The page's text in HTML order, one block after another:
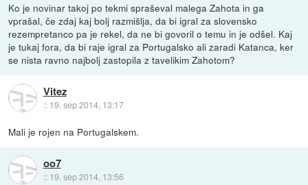
Ko je novinar takoj po tekmi spraševal malega Zahota in ga
vprašal, če zdaj kaj bolj razmišlja, da bi igral za slovensko
rezempretanco pa je rekel, da ne bi govoril o temu in je odšel. Kaj
je tukaj fora, da bi raje igral za Portugalsko ali zaradi Katanca, ker
se nista ravno najbolj zastopila z tavelikim Zahotom?
Vitez
:: 19. sep 2014, 13:17
Mali je rojen na Portugalskem.
oo7
:: 19. sep 2014, 13:56